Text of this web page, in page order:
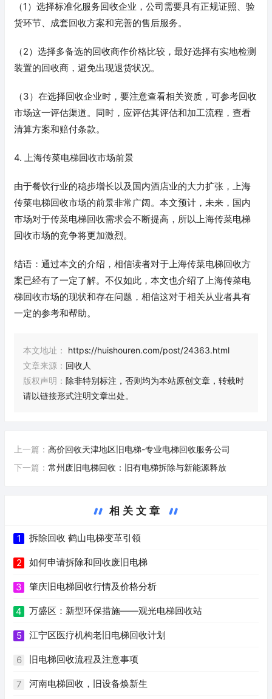
（1）选择标准化服务回收企业，公司需要具有正规证照、验
货环节、成套回收方案和完善的售后服务。
（2）选择多备选的回收商作价格比较，最好选择有实地检测
装置的回收商，避免出现退货状况。
（3）在选择回收企业时，要注意查看相关资质，可参考回收
市场这一评估渠道。同时，应评估其评估和加工流程，查看
清算方案和赔付条款。
4. 上海传菜电梯回收市场前景
由于餐饮行业的稳步增长以及国内酒店业的大力扩张，上海
传菜电梯回收市场的前景非常广阔。本文预计，未来，国内
市场对于传菜电梯回收需求会不断提高，所以上海传菜电梯
回收市场的竞争将更加激烈。
结语：通过本文的介绍，相信读者对于上海传菜电梯回收方
案已经有了一定了解。不仅如此，本文也介绍了上海传菜电
梯回收市场的现状和存在问题，相信这对于相关从业者具有
一定的参考和帮助。
本文地址：
https://huishouren.com/post/24363.html
文章来源： 回收人
版权声明： 除非特别标注，否则均为本站原创文章，转载时
请以链接形式注明文章出处。
上一篇： 高价回收天津地区旧电梯-专业电梯回收服务公司
下一篇： 常州废旧电梯回收：旧有电梯拆除与新能源释放
相关文章
1 拆除回收 鹤山电梯变革引领
2 如何申请拆除和回收废旧电梯
3 肇庆旧电梯回收行情及价格分析
4 万盛区：新型环保措施——观光电梯回收站
5 江宁区医疗机构老旧电梯回收计划
6 旧电梯回收流程及注意事项
7 河南电梯回收，旧设备焕新生